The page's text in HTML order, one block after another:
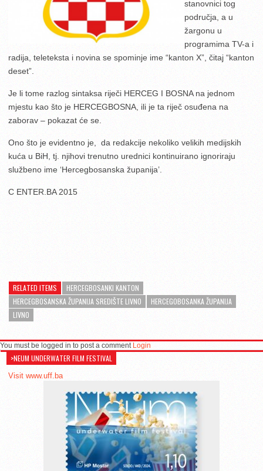
stanovnici tog
područja, a u
žargonu u
programima TV-a i
radija, teleteksta i novina se spominje ime “kanton X”, čitaj “kanton
deset”.
Je li tome razlog sintaksa riječi HERCEG I BOSNA na jednom
mjestu kao što je HERCEGBOSNA, ili je ta riječ osuđena na
zaborav – pokazat će se.
Ono što je evidentno je, da redakcije nekoliko velikih medijskih
kuća u BiH, tj. njihovi trenutno urednici kontinuirano ignoriraju
službeno ime ‘Hercegbosanska županija’.
C ENTER.BA 2015
RELATED ITEMS
HERCEGBOSANKI KANTON
HERCEGBOSANSKA ŽUPANIJA SREDIŠTE LIVNO
HERCEGOBOSANKA ŽUPANIJA
LIVNO
You must be logged in to post a comment Login
>NEUM UNDERWATER FILM FESTIVAL
Visit www.uff.ba